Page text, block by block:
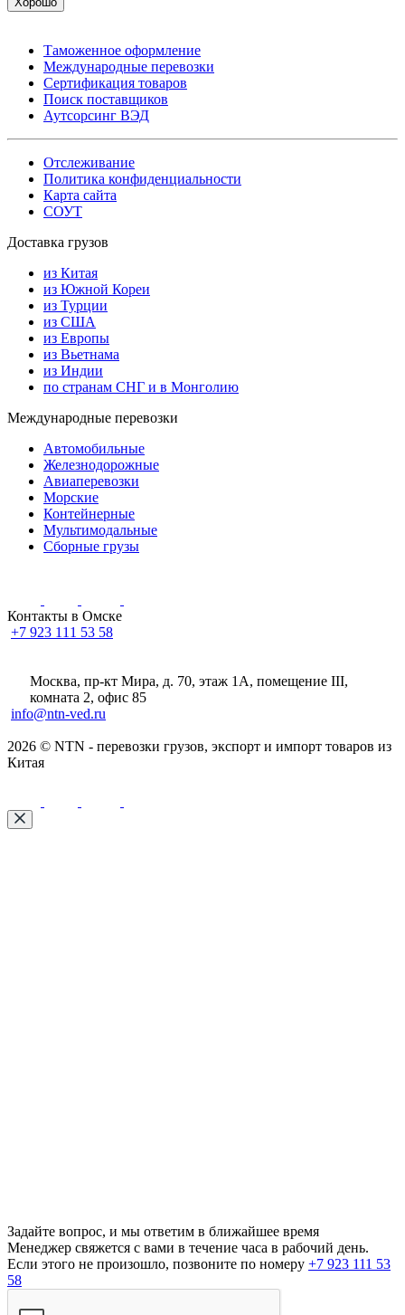
Таможенное оформление
Международные перевозки
Сертификация товаров
Поиск поставщиков
Аутсорсинг ВЭД
Отслеживание
Политика конфиденциальности
Карта сайта
СОУТ
Доставка грузов
из Китая
из Южной Кореи
из Турции
из США
из Европы
из Вьетнама
из Индии
по странам СНГ и в Монголию
Международные перевозки
Автомобильные
Железнодорожные
Авиаперевозки
Морские
Контейнерные
Мультимодальные
Сборные грузы
Контакты в Омске
+7 923 111 53 58
Москва, пр-кт Мира, д. 70, этаж 1А, помещение III,
комната 2, офис 85
info@ntn-ved.ru
2026 © NTN - перевозки грузов, экспорт и импорт товаров из
Китая
Задайте вопрос, и мы ответим в ближайшее время
Менеджер свяжется с вами в течение часа в рабочий день.
Если этого не произошло, позвоните по номеру +7 923 111 53
58